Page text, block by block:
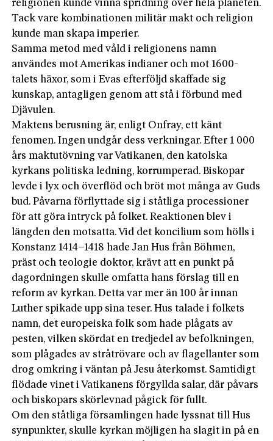
religionen kunde vinna spridning över hela planeten.
Tack vare kombinationen militär makt och religion
kunde man skapa imperier.
Samma metod med våld i religionens namn
användes mot Amerikas indianer och mot 1600-
talets häxor, som i Evas efterföljd skaffade sig
kunskap, antagligen genom att stå i förbund med
Djävulen.
Maktens berusning är, enligt Onfray, ett känt
fenomen. Ingen undgår dess verkningar. Efter 1 000
års maktutövning var Vatikanen, den katolska
kyrkans politiska ledning, korrumperad. Biskopar
levde i lyx och överflöd och bröt mot många av Guds
bud. Påvarna förflyttade sig i ståtliga processioner
för att göra intryck på folket. Reaktionen blev i
längden den motsatta. Vid det koncilium som hölls i
Konstanz 1414–1418 hade Jan Hus från Böhmen,
präst och teologie doktor, krävt att en punkt på
dagordningen skulle omfatta hans förslag till en
reform av kyrkan. Detta var mer än 100 år innan
Luther spikade upp sina teser. Hus talade i folkets
namn, det europeiska folk som hade plågats av
pesten, vilken skördat en tredjedel av befolkningen,
som plågades av stråtrövare och av flagellanter som
drog omkring i väntan på Jesu återkomst. Samtidigt
flödade vinet i Vatikanens förgyllda salar, där påvars
och biskopars skörlevnad pågick för fullt.
Om den ståtliga församlingen hade lyssnat till Hus
synpunkter, skulle kyrkan möjligen ha slagit in på en